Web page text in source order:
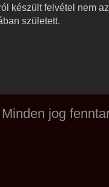
készült felvétel nem
született.
jog